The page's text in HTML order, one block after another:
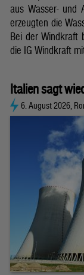
aus Wasser- und
erzeugten die
Bei der Windkraft
die IG Windkraft
Italien sagt
6. August 2026,